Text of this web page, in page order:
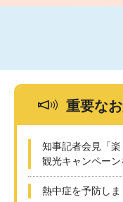
重要な
知事記者会見「
観光キャンペー
熱中症を予防しま